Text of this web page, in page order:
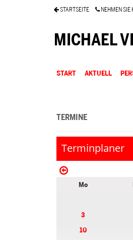
STARTSEITE NEHMEN SIE
MICHAEL
START AKTUELL
TERMINE
Terminplaner
Mo
3
10